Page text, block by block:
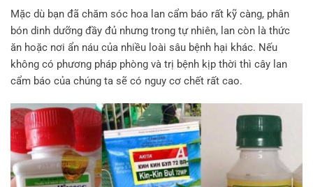
Mặc dù bạn đã chăm sóc hoa lan cẩm báo rất kỹ càng, phân
bón dinh dưỡng đầy đủ nhưng trong tự nhiên, lan còn là thức
ăn hoặc nơi ẩn náu của nhiều loài sâu bệnh hại khác. Nếu
không có phương pháp phòng và trị bệnh kịp thời thì cây lan
cẩm báo của chúng ta sẽ có nguy cơ chết rất cao.